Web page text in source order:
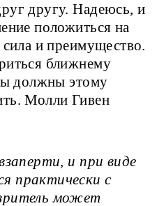
другу. Надеюсь, и
положиться на
сила и преимущество.
ближнему
должны этому
Молли Гивен
и при виде
практически с
может